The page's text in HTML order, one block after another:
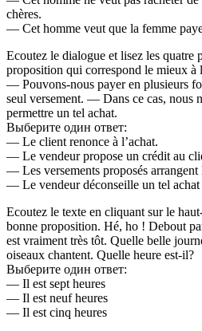
chères.
— Cet homme veut que la femme
Ecoutez le dialogue et lisez les quatre
proposition qui correspond le mieux à
— Pouvons-nous payer en plusieurs
seul versement. — Dans ce cas, nous
permettre un tel achat.
Выберите один ответ:
— Le client renonce à l’achat.
— Le vendeur propose un crédit au
— Les versements proposés arrangent
— Le vendeur déconseille un tel achat
Ecoutez le texte en cliquant sur le
bonne proposition. Hé, ho ! Debout
est vraiment très tôt. Quelle belle
oiseaux chantent. Quelle heure est-il?
Выберите один ответ:
— Il est sept heures
— Il est neuf heures
— Il est cinq heures